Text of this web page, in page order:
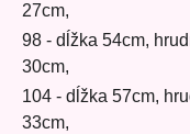
27cm,
98 - dĺžka 54cm,
30cm,
104 - dĺžka 57cm,
33cm,